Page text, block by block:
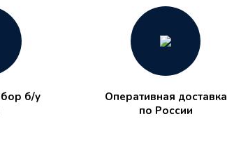
б/у
Оперативная доставка
по России